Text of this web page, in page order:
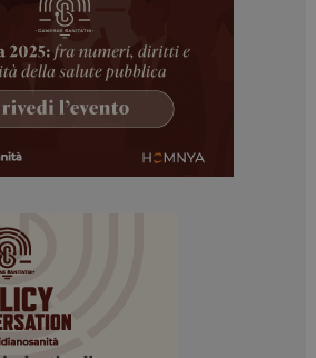
Necessari Marketing
contribuiscono a rendere fruibile il
funzionalità di base quali la
pagine e l'accesso alle aree
Il sito web non è in grado di
senza questi cookie.
FORNITORE / DOMINIO